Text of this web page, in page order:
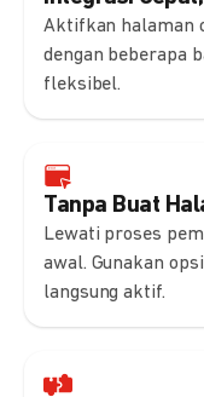
Aktifkan halaman
dengan beberapa
fleksibel.
Tanpa Buat
Lewati proses
awal. Gunakan
langsung aktif.